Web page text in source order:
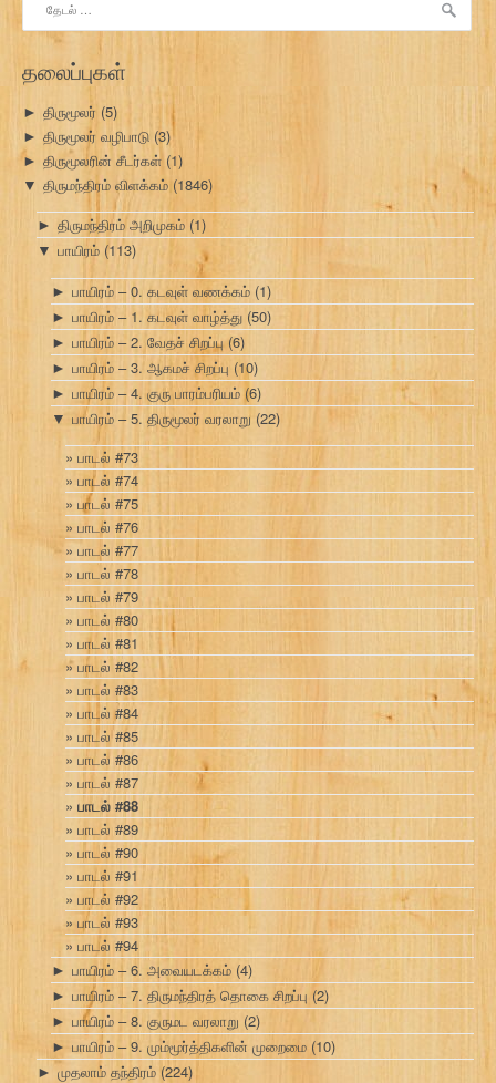
தேடு:
தலைப்புகள்
► திருமூலர் (5)
► திருமூலர் வழிபாடு (3)
► திருமூலரின் சீடர்கள் (1)
▼ திருமந்திரம் விளக்கம் (1846)
► திருமந்திரம் அறிமுகம் (1)
▼ பாயிரம் (113)
► பாயிரம் – 0. கடவுள் வணக்கம் (1)
► பாயிரம் – 1. கடவுள் வாழ்த்து (50)
► பாயிரம் – 2. வேதச் சிறப்பு(6)
► பாயிரம் – 3. ஆகமச் சிறப்பு (10)
► பாயிரம் – 4. குரு பாரம்பரியம் (6)
▼ பாயிரம் – 5. திருமூலர் வரலாறு (22)
பாடல் #73
பாடல் #74
பாடல் #75
பாடல் #76
பாடல் #77
பாடல் #78
பாடல் #79
பாடல் #80
பாடல் #81
பாடல் #82
பாடல் #83
பாடல் #84
பாடல் #85
பாடல் #86
பாடல் #87
பாடல் #88
பாடல் #89
பாடல் #90
பாடல் #91
பாடல் #92
பாடல் #93
பாடல் #94
► பாயிரம் – 6. அவையடக்கம் (4)
► பாயிரம் – 7. திருமந்திரத் தொகை சிறப்பு (2)
► பாயிரம் – 8. குருமட வரலாறு (2)
► பாயிரம் – 9. மும்மூர்த்திகளின் முறைமை (10)
► முதலாம் தந்திரம் (224)